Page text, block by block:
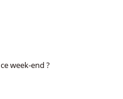
week-end ?